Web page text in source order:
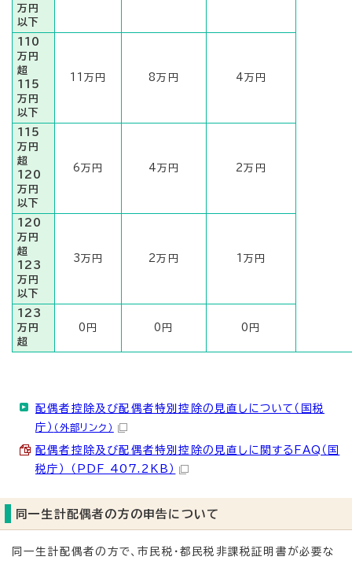
万円
以下
110
万円
超
115
万円
以下
11万円 8万円 4万円
115
万円
超
120
万円
以下
6万円 4万円 2万円
120
万円
超
123
万円
以下
3万円 2万円 1万円
123
万円
超
0円 0円 0円
配偶者控除及び配偶者特別控除の見直しについて（国税
庁） （外部リンク）
配偶者控除及び配偶者特別控除の見直しに関するFAQ（国
税庁） （PDF 407.2KB）
同一生計配偶者の方の申告について
同一生計配偶者の方で、市民税・都民税非課税証明書が必要な